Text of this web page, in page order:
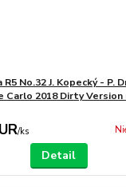
R5 No.32 J. Kopecký - P.
Carlo 2018 Dirty Version
/ks
Detail